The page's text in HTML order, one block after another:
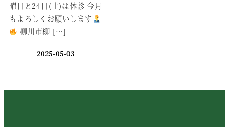
曜日と24日(土)は休診 今月
もよろしくお願いします
柳川市柳 […]
2025-05-03